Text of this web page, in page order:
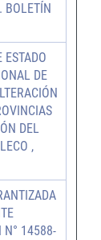
BOLETÍN
ESTADO
DE
DEL
,
N° 14588-